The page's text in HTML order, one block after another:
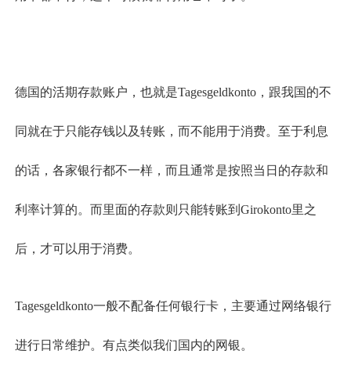
德国的活期存款账户，也就是Tagesgeldkonto，跟我国的不
同就在于只能存钱以及转账，而不能用于消费。至于利息
的话，各家银行都不一样，而且通常是按照当日的存款和
利率计算的。而里面的存款则只能转账到Girokonto里之
后，才可以用于消费。
Tagesgeldkonto一般不配备任何银行卡，主要通过网络银行
进行日常维护。有点类似我们国内的网银。